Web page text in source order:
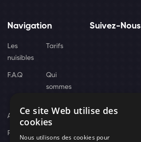
Navigation
Les
nuisibles
Tarifs
F.A.Q
Qui
sommes
Actus
Recrutement
Suivez-Nous
Ce site Web utilise des
cookies
Nous utilisons des cookies pour